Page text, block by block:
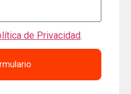
de Privacidad.